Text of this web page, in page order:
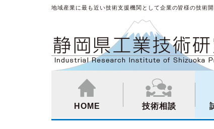
地域産業に最も近い技術支援機関として企業の皆様の技術
HOME 技術相談